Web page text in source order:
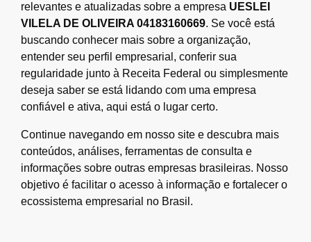
relevantes e atualizadas sobre a empresa UESLEI
VILELA DE OLIVEIRA 04183160669. Se você está
buscando conhecer mais sobre a organização,
entender seu perfil empresarial, conferir sua
regularidade junto à Receita Federal ou simplesmente
deseja saber se está lidando com uma empresa
confiável e ativa, aqui está o lugar certo.
Continue navegando em nosso site e descubra mais
conteúdos, análises, ferramentas de consulta e
informações sobre outras empresas brasileiras. Nosso
objetivo é facilitar o acesso à informação e fortalecer o
ecossistema empresarial no Brasil.